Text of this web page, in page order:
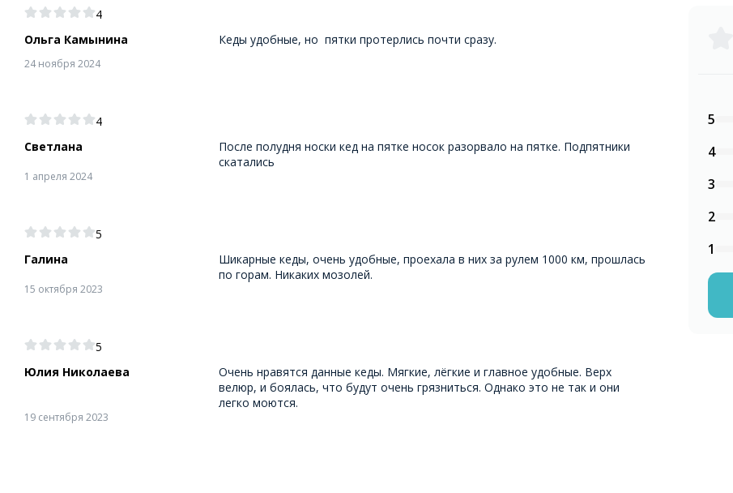
4
Ольга Камынина
24 ноября 2024
Кеды удобные, но пятки протерлись почти сразу.
4
Светлана
1 апреля 2024
После полудня носки кед на пятке носок разорвало на пятке. Подпятники
скатались
5
Галина
15 октября 2023
Шикарные кеды, очень удобные, проехала в них за рулем 1000 км, прошлась
по горам. Никаких мозолей.
5
Юлия Николаева
19 сентября 2023
Очень нравятся данные кеды. Мягкие, лёгкие и главное удобные. Верх
велюр, и боялась, что будут очень грязниться. Однако это не так и они
легко моются.
5
4
3
2
1